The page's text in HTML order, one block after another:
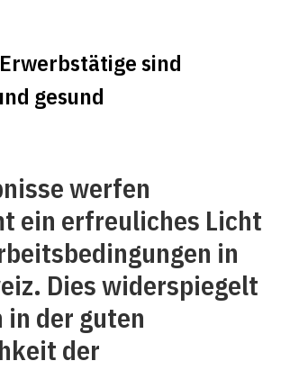
sind
gesund
werfen
ein erfreuliches Licht
in
Dies widerspiegelt
in der guten
der